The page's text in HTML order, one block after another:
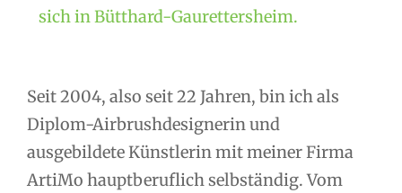
sich in Bütthard-Gaurettersheim.
Seit 2004, also seit 22 Jahren, bin ich als
Diplom-Airbrushdesignerin und
ausgebildete Künstlerin mit meiner Firma
ArtiMo hauptberuflich selbständig. Vom